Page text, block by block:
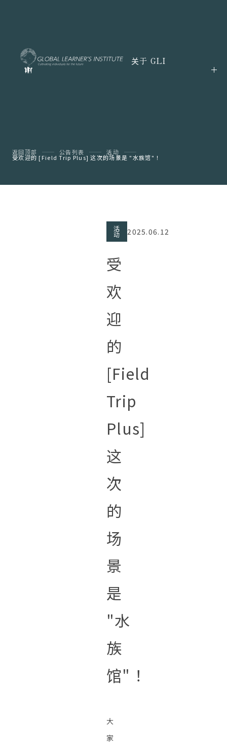
关于 GLI
返回顶部 公告列表 活动
受欢迎的 [Field Trip Plus] 这次的场景是 "水族馆"！
活
动 2025.06.12
受
欢
迎
的
[Field
Trip
Plus]
这
次
的
场
景
是
"水
族
馆"！
大
家